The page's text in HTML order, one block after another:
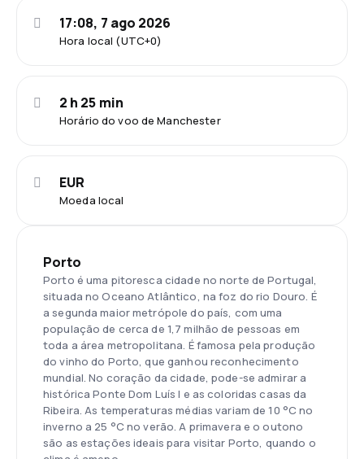
Hora local (UTC+0)
17:08, 7 ago 2026
Horário do voo de Manchester
2 h 25 min
Moeda local
EUR
Porto
Porto é uma pitoresca cidade no norte de Portugal,
situada no Oceano Atlântico, na foz do rio Douro. É
a segunda maior metrópole do país, com uma
população de cerca de 1,7 milhão de pessoas em
toda a área metropolitana. É famosa pela produção
do vinho do Porto, que ganhou reconhecimento
mundial. No coração da cidade, pode-se admirar a
histórica Ponte Dom Luís I e as coloridas casas da
Ribeira. As temperaturas médias variam de 10 °C no
inverno a 25 °C no verão. A primavera e o outono
são as estações ideais para visitar Porto, quando o